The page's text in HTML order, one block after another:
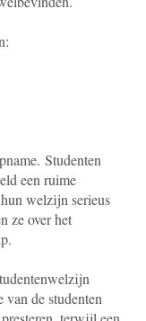
Studenten
een ruime
welzijn serieus
ze over het
de studenten